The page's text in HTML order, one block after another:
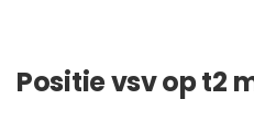
Positie vsv op t2